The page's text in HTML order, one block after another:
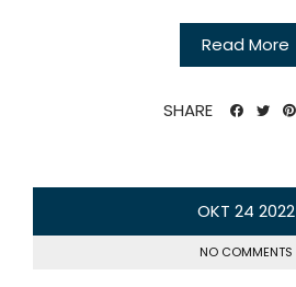
Read More
SHARE
OKT 24 2022
NO COMMENTS